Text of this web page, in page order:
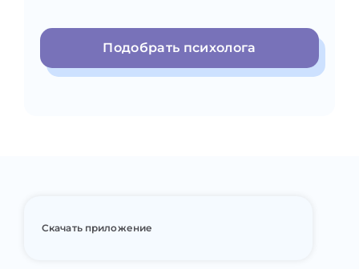
Подобрать психолога
Скачать приложение